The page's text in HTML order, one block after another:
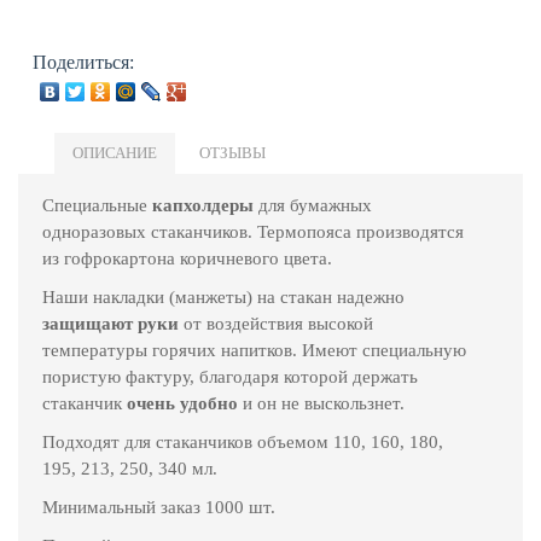
Поделиться:
ОПИСАНИЕ ОТЗЫВЫ
Специальные капхолдеры для бумажных
одноразовых стаканчиков. Термопояса производятся
из гофрокартона коричневого цвета.
Наши накладки (манжеты) на стакан надежно
защищают руки от воздействия высокой
температуры горячих напитков. Имеют специальную
пористую фактуру, благодаря которой держать
стаканчик очень удобно и он не выскользнет.
Подходят для стаканчиков объемом 110, 160, 180,
195, 213, 250, 340 мл.
Минимальный заказ 1000 шт.